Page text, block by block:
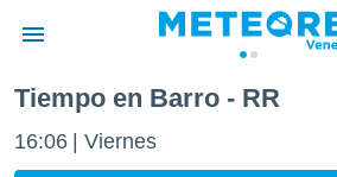
de
Tiempo en Barro - RR
16:06 Viernes